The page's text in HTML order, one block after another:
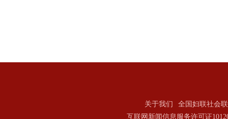
关于我们
全国妇联社会
互联网新闻信息服务许可证